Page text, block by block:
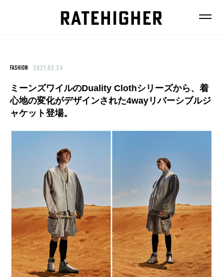
FEATURE
FASHION
BEAUTY
GOODS
KNOWLEDGE
FORTUNE
FASHION 2021.02.24
ミーンズワイルのDuality Clothシリーズから、着
心地の変化がデザインされた4wayリバーシブルジ
ャケット登場。